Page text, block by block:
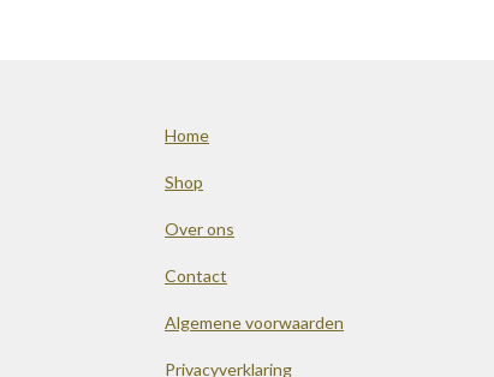
Home
Shop
Over ons
Contact
Algemene voorwaarden
Privacyverklaring